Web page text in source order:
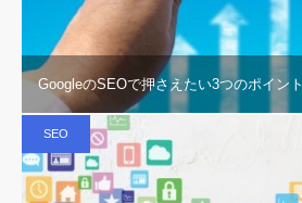
GoogleのSEOで押さえたい3つのポイント
SEO